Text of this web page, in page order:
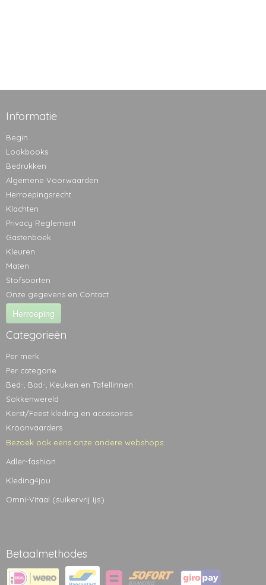
Informatie
Begin
Lookbooks
Bedrukken
Algemene Voorwaarden
Herroepingsrecht
Klachten
Privacy Reglement
Gastenboek
Kleuren
Maten
Stofsoorten
Onze gegevens en Contact
Herroeping
Categorieën
Per merk
Per categorie
Bed-, Bad-, Keuken en Tafellinnen
Sokkenwereld
Kerst/Feest kleding en accesoires
Kroonvaarders
Bezoek ook eens onze andere webshops:
Adler-fashion
Kleding4jou
Omni-Vitaal (suikervrij ijs)
Betaalmethodes